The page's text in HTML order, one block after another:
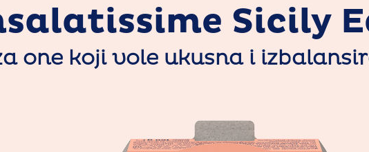
Sicily
one koji vole ukusna i